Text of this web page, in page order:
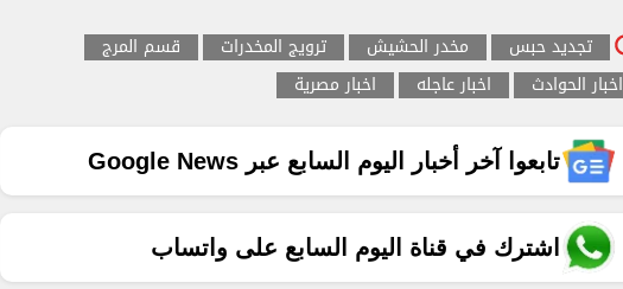
تجديد حبس مخدر الحشيش ترويج المخدرات
قسم المرج
اخبار الحوادث
اخبار عاجله اخبار مصرية
تابعوا آخر أخبار اليوم السابع عبر Google News
اشترك في قناة اليوم السابع على واتساب